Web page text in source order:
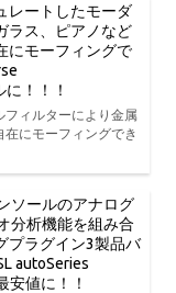
レートしたモーダ
ラス、ピアノなど
にモーフィングで
！！！
ィルターにより金属
にモーフィングでき
ソールのアナログ
分析機能を組み合
プラグイン3製品バ
autoSeries
安値に！！